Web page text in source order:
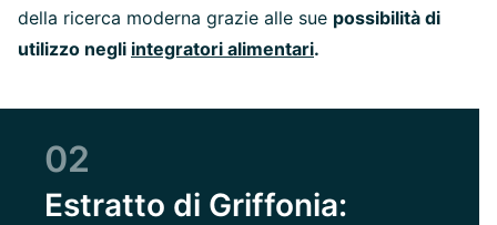
della ricerca moderna grazie alle sue possibilità di
utilizzo negli integratori alimentari.
02
Estratto di Griffonia: